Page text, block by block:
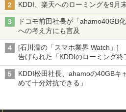
KDDI、楽天へのローミングを9月
ドコモ前田社長が「ahamo40GB
への考え方にも言及
[石川温の「スマホ業界 Watch」]
告げられた「KDDIのローミング終
穴と楽天モバイルの課題
KDDI松田社長、ahamoの40GBキ
めて十分対抗できる」